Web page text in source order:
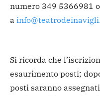
numero 349 5366981
a
Si ricorda che
esaurimento posti;
posti saranno